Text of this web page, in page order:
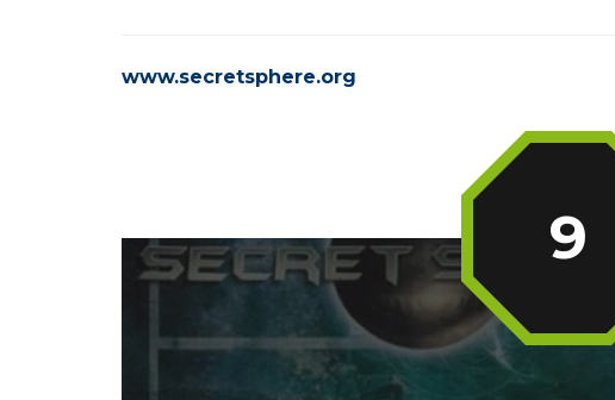
www.secretsphere.org
9